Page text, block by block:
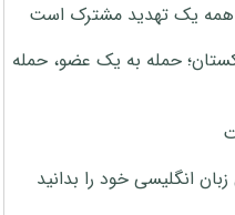
همه یک تهدید مشترک است
حمله به یک عضو، حمله
انگلیسی خود را بدانید